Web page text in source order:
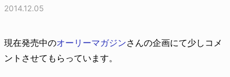
2014.12.05
現在発売中のオーリーマガジンさんの企画にて少しコメ
ントさせてもらっています。